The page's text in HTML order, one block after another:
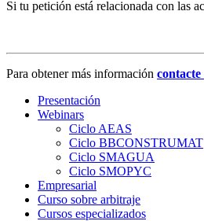
Si tu petición está relacionada con las
Para obtener más información
Presentación
Webinars
Ciclo AEAS
Ciclo BBCONSTRUMAT
Ciclo SMAGUA
Ciclo SMOPYC
Empresarial
Curso sobre arbitraje
Cursos especializados